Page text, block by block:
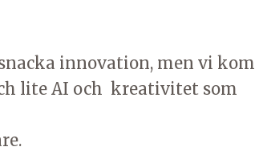
innovation, men vi
lite AI och kreativitet som